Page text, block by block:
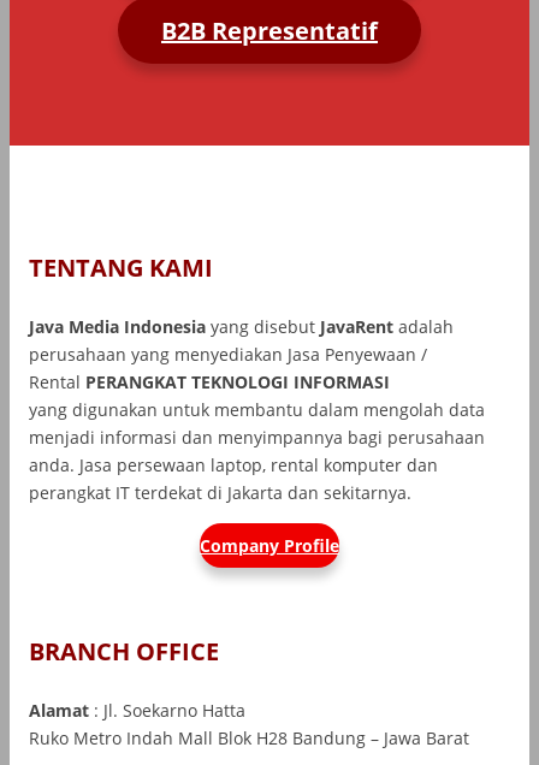
B2B Representatif
TENTANG KAMI
Java Media Indonesia yang disebut JavaRent adalah
perusahaan yang menyediakan Jasa Penyewaan /
Rental PERANGKAT TEKNOLOGI INFORMASI
yang digunakan untuk membantu dalam mengolah data
menjadi informasi dan menyimpannya bagi perusahaan
anda. Jasa persewaan laptop, rental komputer dan
perangkat IT terdekat di Jakarta dan sekitarnya.
Company Profile
BRANCH OFFICE
Alamat : Jl. Soekarno Hatta
Ruko Metro Indah Mall Blok H28 Bandung – Jawa Barat